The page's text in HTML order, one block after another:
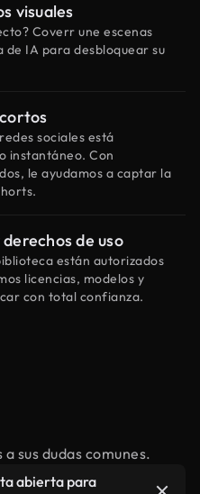
visuales
Coverr une escenas
IA para desbloquear su
sociales está
instantáneo. Con
le ayudamos a captar la
de uso
están autorizados
licencias, modelos y
con total confianza.
sus dudas comunes.
abierta para